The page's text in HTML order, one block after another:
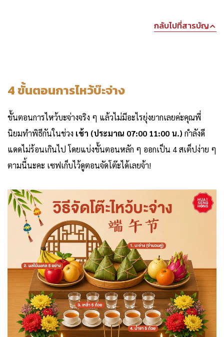
กลับไปที่สารบัญ
4 ขั้นตอนการไหว้บ๊ะจ่าง
ขั้นตอนการไหว้บะจ่างจริง ๆ แล้วไม่มีอะไรยุ่งยากเลยค่ะคุณพี่
นิยมทำพิธีกันในช่วง เช้า (ประมาณ 07:00 11:00 น.) กำลังดี
แดดไม่ร้อนเกินไป โดยแบ่งขั้นตอนหลัก ๆ ออกเป็น 4 สเต็ปง่าย ๆ
ตามนี้นะคะ เซฟเก็บไว้ดูตอนจัดโต๊ะได้เลยจ้า!